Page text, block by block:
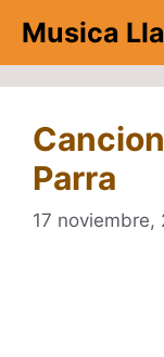
contenido
Musica
Parra
17 noviembre,